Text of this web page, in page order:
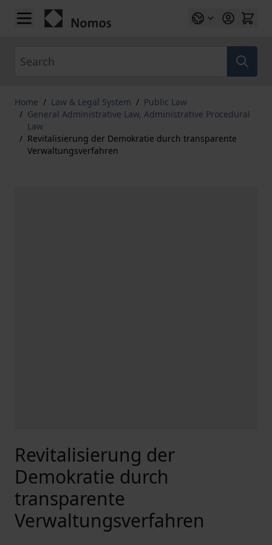
Skip to Content
Home / Law & Legal System / Public Law
/ General Administrative Law, Administrative Procedural
Law
/ Revitalisierung der Demokratie durch transparente
Verwaltungsverfahren
Revitalisierung der
Demokratie durch
transparente
Verwaltungsverfahren